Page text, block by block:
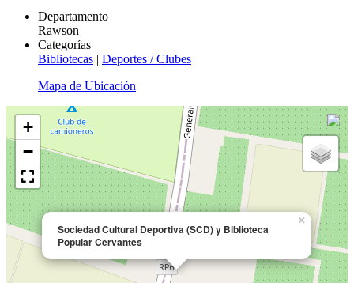
Departamento
Rawson
Categorías
Bibliotecas | Deportes / Clubes
Mapa de Ubicación
Sociedad Cultural Deportiva (SCD) y Biblioteca
Popular Cervantes
×
+
−